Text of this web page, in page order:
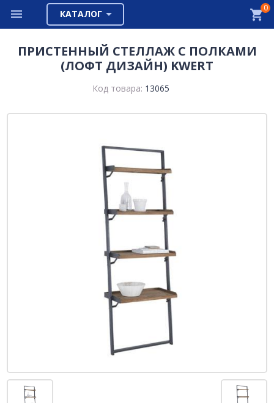
КАТАЛОГ
0
ПРИСТЕННЫЙ СТЕЛЛАЖ С ПОЛКАМИ
(ЛОФТ ДИЗАЙН) KWERT
Код товара: 13065